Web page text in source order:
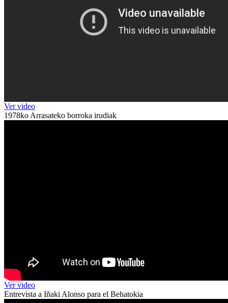
Ver video
1978ko Arrasateko borroka irudiak
Ver video
Entrevista a Iñaki Alonso para el Behatokia